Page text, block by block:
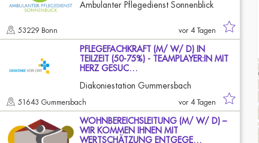
Ambulanter Pflegedienst Sonnenblick
53229 Bonn vor 4 Tagen
PFLEGEFACHKRAFT (M/ W/ D) IN
TEILZEIT (50-75%) - TEAMPLAYER:IN MIT
HERZ GESUC…
Diakoniestation Gummersbach
51643 Gummersbach vor 4 Tagen
WOHNBEREICHSLEITUNG (M/ W/ D) –
WIR KOMMEN IHNEN MIT
WERTSCHÄTZUNG ENTGEGE…